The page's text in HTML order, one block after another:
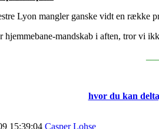
Lyon mangler ganske vidt en række
hjemmebane-mandskab i aften, tror vi
hvor du kan
15:39:04 Casper Lohse